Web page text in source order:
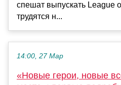
спешат выпускать League
трудятся н...
14:00, 27 Мар
«Новые герои, новые